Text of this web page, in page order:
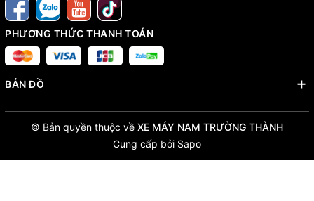
PHƯƠNG THỨC THANH TOÁN
BẢN ĐỒ
© Bản quyền thuộc về XE MÁY NAM TRƯỜNG THÀNH
Cung cấp bởi Sapo